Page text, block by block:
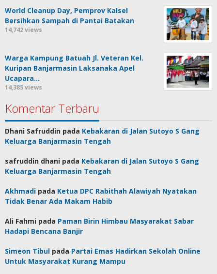
World Cleanup Day, Pemprov Kalsel
Bersihkan Sampah di Pantai Batakan
14,742 views
Warga Kampung Batuah Jl. Veteran Kel.
Kuripan Banjarmasin Laksanaka Apel
Ucapara…
14,385 views
Komentar Terbaru
Dhani Safruddin pada Kebakaran di Jalan Sutoyo S Gang
Keluarga Banjarmasin Tengah
safruddin dhani pada Kebakaran di Jalan Sutoyo S Gang
Keluarga Banjarmasin Tengah
Akhmadi pada Ketua DPC Rabithah Alawiyah Nyatakan
Tidak Benar Ada Makam Habib
Ali Fahmi pada Paman Birin Himbau Masyarakat Sabar
Hadapi Bencana Banjir
Simeon Tibul pada Partai Emas Hadirkan Sekolah Online
Untuk Masyarakat Kurang Mampu